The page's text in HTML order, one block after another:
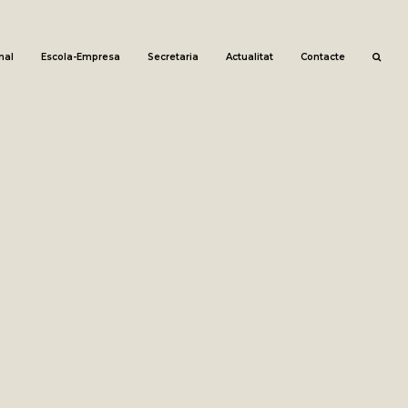
Escola-Empresa Secretaria Actualitat Contacte